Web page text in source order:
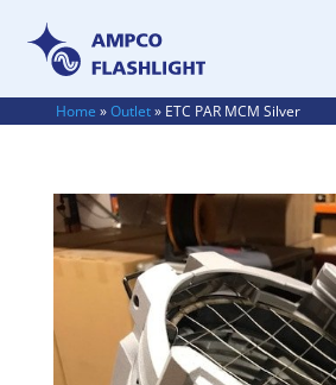
Home »Outlet» ETC PAR MCM Silver